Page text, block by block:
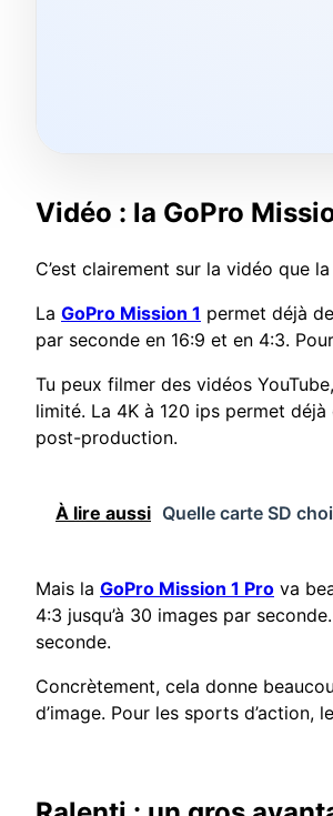
Vidéo : la GoPro
C’est clairement sur la vidéo que
La GoPro Mission 1 permet déjà
par seconde en 16:9 et en 4:3.
Tu peux filmer des vidéos
limité. La 4K à 120 ips permet
post-production.
À lire aussi Quelle carte SD
Mais la GoPro Mission 1 Pro va
4:3 jusqu’à 30 images par
seconde.
Concrètement, cela donne
d’image. Pour les sports d’action,